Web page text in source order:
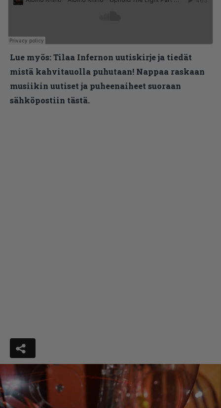
Lue myös:Tilaa Infernon uutiskirje ja tiedät
mistä kahvitauolla puhutaan! Nappaa raskaan
musiikin uutiset ja puheenaiheet suoraan
sähköpostiin tästä.